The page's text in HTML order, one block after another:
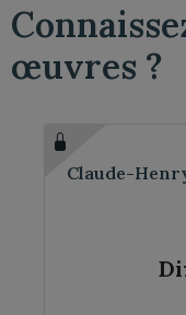
œuvres ?
Claude-